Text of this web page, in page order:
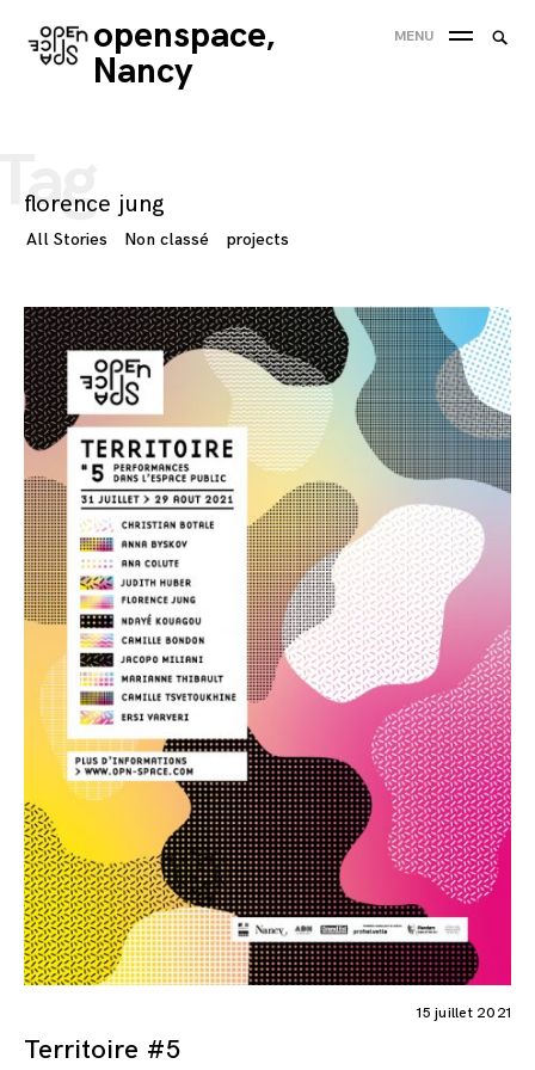
Skip
to
openspace,
Nancy
MENU
florence jung
All Stories Non classé projects
15 juillet 2021
Territoire #5